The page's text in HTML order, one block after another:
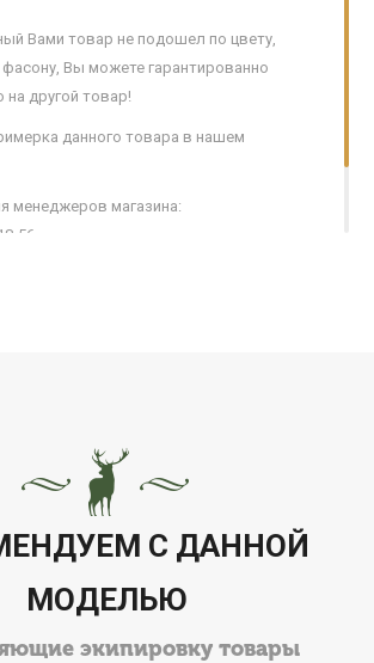
Вами товар не подошел по цвету,
Вы можете гарантированно
на другой товар!
данного товара в нашем
менеджеров магазина:
56
С ДАННОЙ
МОДЕЛЬЮ
экипировку товары